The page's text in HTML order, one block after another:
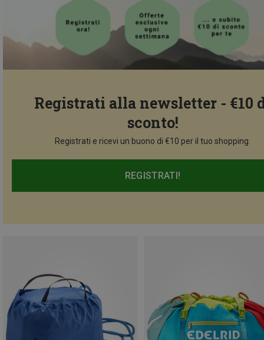
Registrati alla newsletter - €10
sconto!
Registrati e ricevi un buono di €10 per il tuo shopping.
REGISTRATI!